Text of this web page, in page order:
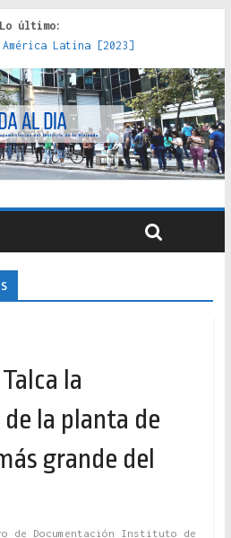
Lo último:
Latina [2023]
de los Estados :
[2022]
con el acero : hacia una teoría
[2020]
vivienda adecuada [2019]
Caja del Seguro Obrero en
[2014]
la
la planta de
grande del
de Documentación Instituto de